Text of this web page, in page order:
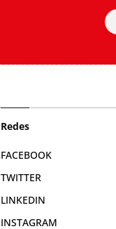
Redes
FACEBOOK
TWITTER
LINKEDIN
INSTAGRAM